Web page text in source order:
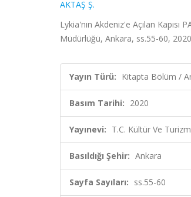
AKTAŞ Ş.
Lykia'nın Akdeniz'e Açılan Kapısı
Müdürlüğü, Ankara, ss.55-60, 2020
Yayın Türü: Kitapta Bölüm /
Basım Tarihi: 2020
Yayınevi: T.C. Kültür Ve
Basıldığı Şehir: Ankara
Sayfa Sayıları: ss.55-60